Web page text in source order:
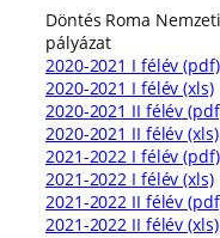
Döntés Roma
pályázat
2020-2021 I félév (pdf)
2020-2021 I félév (xls)
2020-2021 II félév
2020-2021 II félév (xls)
2021-2022 I félév (pdf)
2021-2022 I félév (xls)
2021-2022 II félév
2021-2022 II félév (xls)